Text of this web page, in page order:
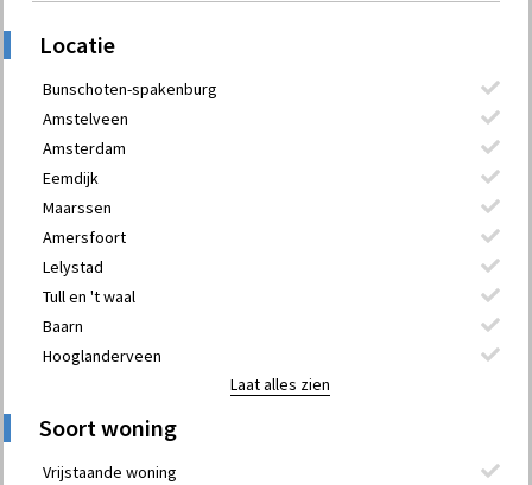
Locatie
Bunschoten-spakenburg
Amstelveen
Amsterdam
Eemdijk
Maarssen
Amersfoort
Lelystad
Tull en 't waal
Baarn
Hooglanderveen
Laat alles zien
Soort woning
Vrijstaande woning